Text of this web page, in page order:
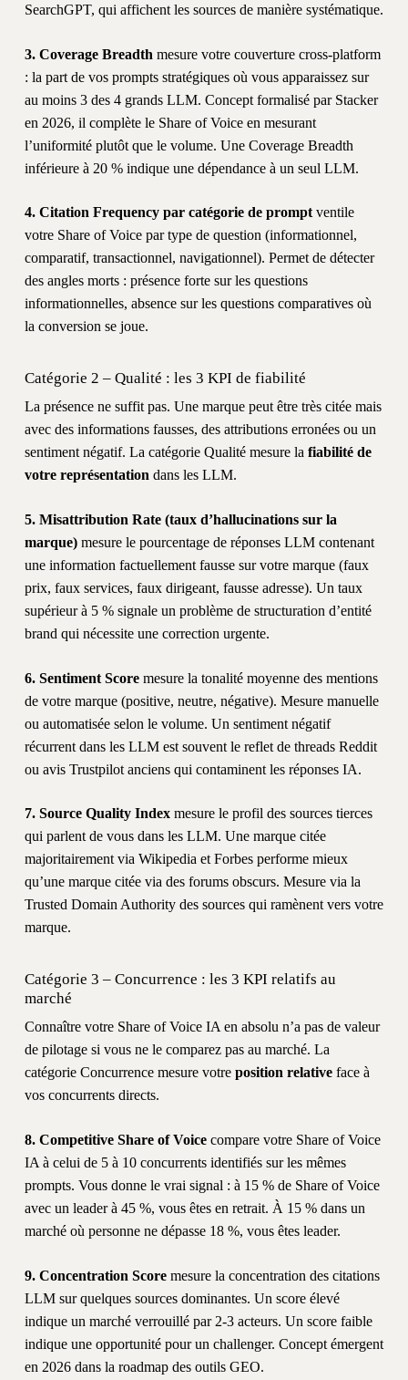
SearchGPT, qui affichent les sources de manière systématique.
3. Coverage Breadth mesure votre couverture cross-platform
: la part de vos prompts stratégiques où vous apparaissez sur
au moins 3 des 4 grands LLM. Concept formalisé par Stacker
en 2026, il complète le Share of Voice en mesurant
l’uniformité plutôt que le volume. Une Coverage Breadth
inférieure à 20 % indique une dépendance à un seul LLM.
4. Citation Frequency par catégorie de promptventile
votre Share of Voice par type de question (informationnel,
comparatif, transactionnel, navigationnel). Permet de détecter
des angles morts : présence forte sur les questions
informationnelles, absence sur les questions comparatives où
la conversion se joue.
Catégorie 2 – Qualité : les 3 KPI de fiabilité
La présence ne suffit pas. Une marque peut être très citée mais
avec des informations fausses, des attributions erronées ou un
sentiment négatif. La catégorie Qualité mesure la fiabilité de
votre représentation dans les LLM.
5. Misattribution Rate (taux d’hallucinations sur la
marque)mesure le pourcentage de réponses LLM contenant
une information factuellement fausse sur votre marque (faux
prix, faux services, faux dirigeant, fausse adresse). Un taux
supérieur à 5 % signale un problème de structuration d’entité
brand qui nécessite une correction urgente.
6. Sentiment Scoremesure la tonalité moyenne des mentions
de votre marque (positive, neutre, négative). Mesure manuelle
ou automatisée selon le volume. Un sentiment négatif
récurrent dans les LLM est souvent le reflet de threads Reddit
ou avis Trustpilot anciens qui contaminent les réponses IA.
7. Source Quality Indexmesure le profil des sources tierces
qui parlent de vous dans les LLM. Une marque citée
majoritairement via Wikipedia et Forbes performe mieux
qu’une marque citée via des forums obscurs. Mesure via la
Trusted Domain Authority des sources qui ramènent vers votre
marque.
Catégorie 3 – Concurrence : les 3 KPI relatifs au
marché
Connaître votre Share of Voice IA en absolu n’a pas de valeur
de pilotage si vous ne le comparez pas au marché. La
catégorie Concurrence mesure votre position relativeface à
vos concurrents directs.
8. Competitive Share of Voicecompare votre Share of Voice
IA à celui de 5 à 10 concurrents identifiés sur les mêmes
prompts. Vous donne le vrai signal : à 15 % de Share of Voice
avec un leader à 45 %, vous êtes en retrait. À 15 % dans un
marché où personne ne dépasse 18 %, vous êtes leader.
9. Concentration Scoremesure la concentration des citations
LLM sur quelques sources dominantes. Un score élevé
indique un marché verrouillé par 2-3 acteurs. Un score faible
indique une opportunité pour un challenger. Concept émergent
en 2026 dans la roadmap des outils GEO.